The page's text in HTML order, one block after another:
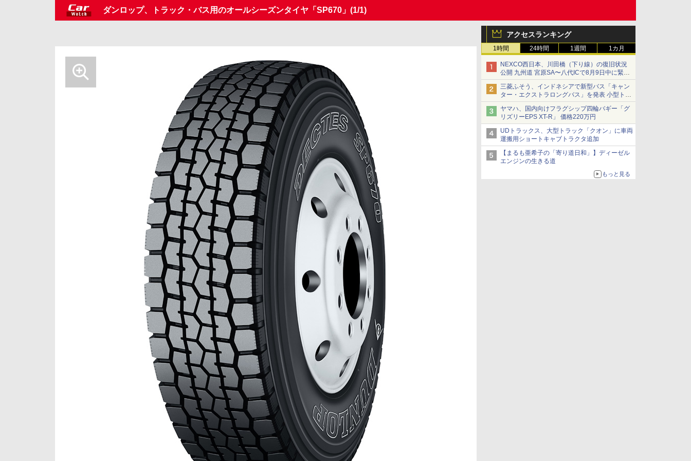
ダンロップ、トラック・バス用のオールシーズンタイヤ「SP670」 (1/1)
アクセスランキング
1時間 24時間 1週間 1カ月
NEXCO西日本、川田橋（下り線）の復旧状況
公開 九州道 宮原SA〜八代ICで8月9日中に緊急
車両を通行可能に
三菱ふそう、インドネシアで新型バス「キャン
ター・エクストラロングバス」を発表 小型トラ
ックベースの観光・旅客輸送向けバス
ヤマハ、国内向けフラグシップ四輪バギー「グ
リズリーEPS XT-R」 価格220万円
UDトラックス、大型トラック「クオン」に車両
運搬用ショートキャブトラクタ追加
【まるも亜希子の「寄り道日和」】ディーゼル
エンジンの生きる道
もっと見る